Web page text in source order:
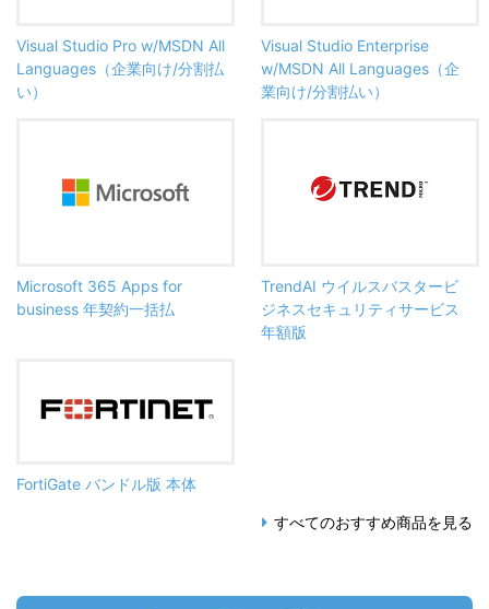
Visual Studio Pro w/MSDN All
Languages（企業向け/分割払
い）
Visual Studio Enterprise
w/MSDN All Languages（企
業向け/分割払い）
Microsoft 365 Apps for
business 年契約一括払
TrendAI ウイルスバスタービ
ジネスセキュリティサービス
年額版
FortiGate バンドル版 本体
すべてのおすすめ商品を見る